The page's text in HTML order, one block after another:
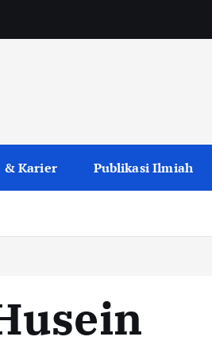
& Karier Publikasi Ilmiah